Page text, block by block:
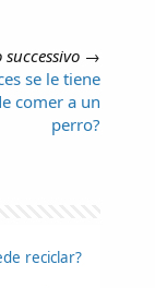
→
se le tiene
comer a un
perro?
reciclar?